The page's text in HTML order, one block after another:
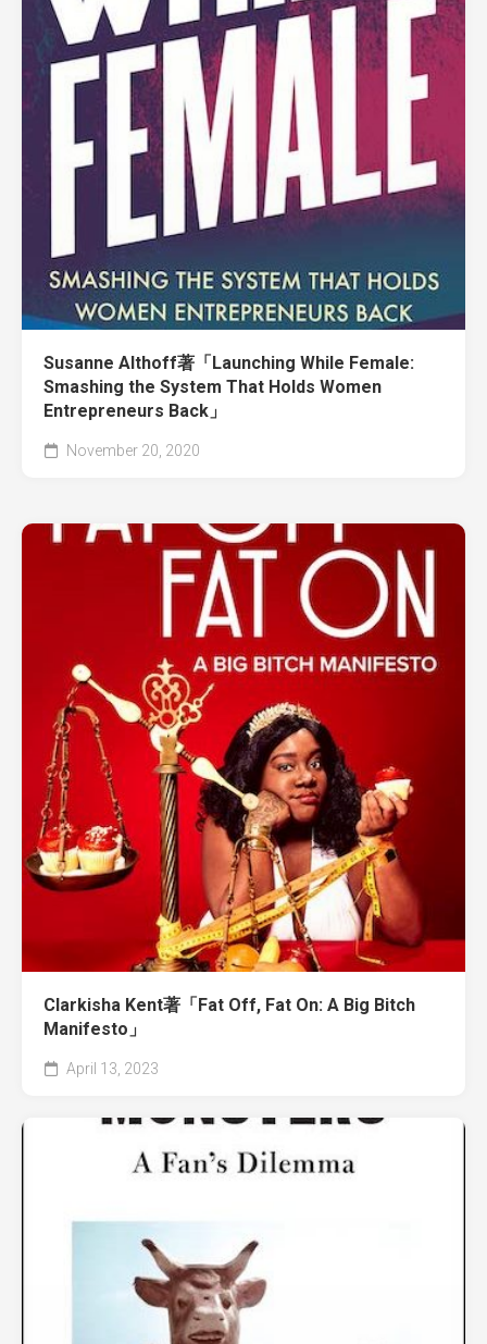
Susanne Althoff著「Launching While Female:
Smashing the System That Holds Women
Entrepreneurs Back」
November 20, 2020
Clarkisha Kent著「Fat Off, Fat On: A Big Bitch
Manifesto」
April 13, 2023